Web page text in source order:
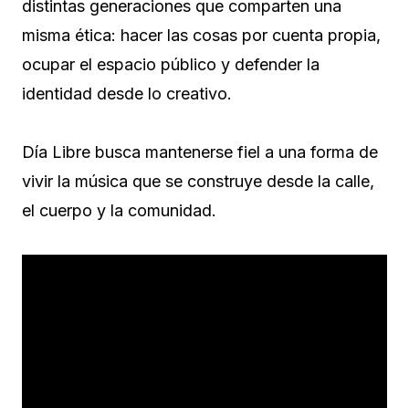
distintas generaciones que comparten una
misma ética: hacer las cosas por cuenta propia,
ocupar el espacio público y defender la
identidad desde lo creativo.
Día Libre busca mantenerse fiel a una forma de
vivir la música que se construye desde la calle,
el cuerpo y la comunidad.